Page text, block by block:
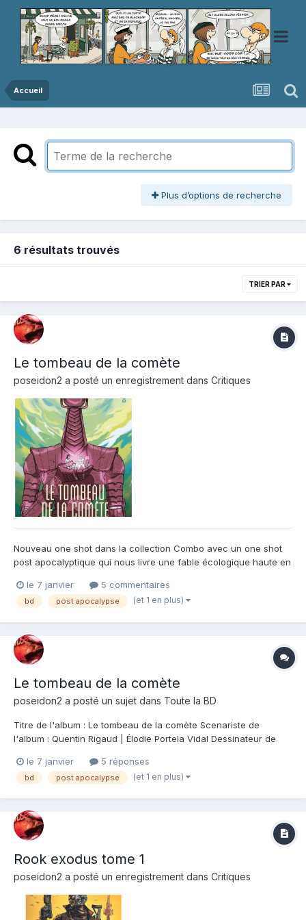
Accueil
Plus d’options de recherche
6 résultats trouvés
TRIER PAR
Le tombeau de la comète
poseidon2 a posté un enregistrement dans Critiques
Nouveau one shot dans la collection Combo avec un one shot
post apocalyptique qui nous livre une fable écologique haute en
comète" : une colorisation jamais vu auparavant expliqué, en fin
d'album, par un travail à 4 mains de nos aute...
le 7 janvier 5 commentaires
bd post apocalypse (et 1 en plus)
Le tombeau de la comète
poseidon2 a posté un sujet dans Toute la BD
Titre de l'album : Le tombeau de la comète Scenariste de
l'album : Quentin Rigaud | Élodie Portela Vidal Dessinateur de
Rigaud | Élodie Portela Vidal Editeur de l'album : Dargaud Note :
Résumé de l'album :...
le 7 janvier 5 réponses
bd post apocalypse (et 1 en plus)
Rook exodus tome 1
poseidon2 a posté un enregistrement dans Critiques